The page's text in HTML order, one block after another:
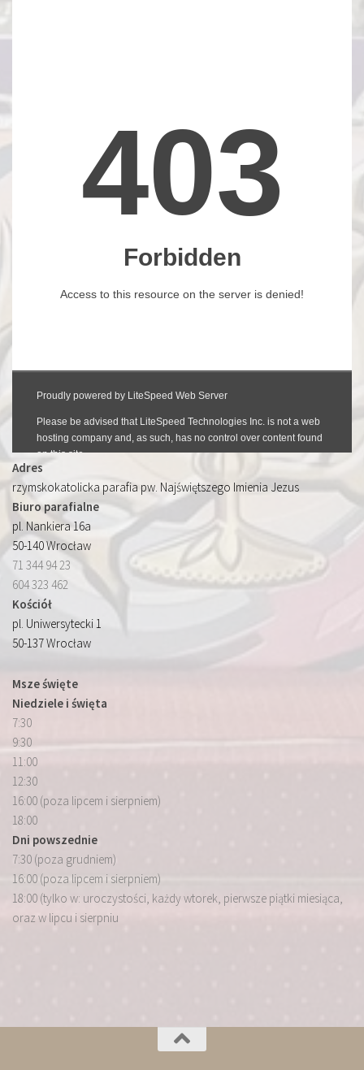
Adres
rzymskokatolicka parafia pw. Najświętszego Imienia Jezus
Biuro parafialne
pl. Nankiera 16a
50-140 Wrocław
71 344 94 23
604 323 462
Kościół
pl. Uniwersytecki 1
50-137 Wrocław
Msze święte
Niedziele i święta
7:30
9:30
11:00
12:30
16:00 (poza lipcem i sierpniem)
18:00
Dni powszednie
7:30 (poza grudniem)
16:00 (poza lipcem i sierpniem)
18:00 (tylko w: uroczystości, każdy wtorek, pierwsze piątki miesiąca,
oraz w lipcu i sierpniu